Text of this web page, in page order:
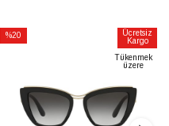
%20
Ücretsiz
Kargo
Tükenmek
üzere